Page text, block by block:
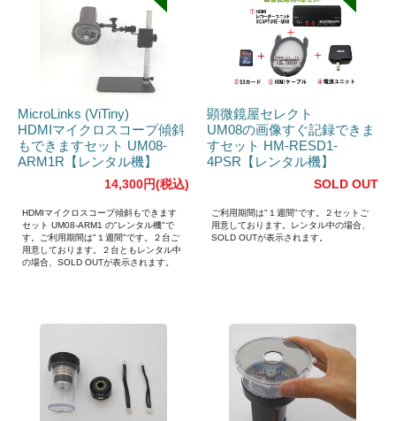
MicroLinks (ViTiny)
HDMIマイクロスコープ傾斜
もできますセット UM08-
ARM1R【レンタル機】
14,300円(税込)
HDMIマイクロスコープ傾斜もできます
セット UM08-ARM1 の"レンタル機"で
す。ご利用期間は"１週間"です。２台ご
用意しております。２台ともレンタル中
の場合、SOLD OUTが表示されます。
顕微鏡屋セレクト
UM08の画像すぐ記録できま
すセット HM-RESD1-
4PSR【レンタル機】
SOLD OUT
ご利用期間は"１週間"です。２セットご
用意しております。レンタル中の場合、
SOLD OUTが表示されます。